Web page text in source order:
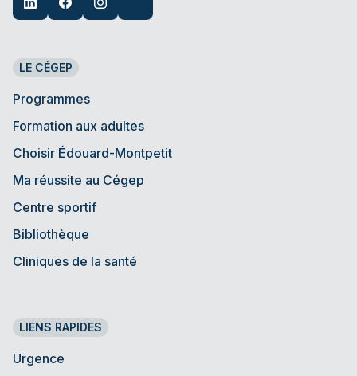
LE CÉGEP
Programmes
Formation aux adultes
Choisir Édouard-Montpetit
Ma réussite au Cégep
Centre sportif
Bibliothèque
Cliniques de la santé
LIENS RAPIDES
Urgence